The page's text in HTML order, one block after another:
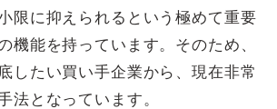
限に抑えられるという極めて重要
機能を持っています。そのため、
したい買い手企業から、現在非常
法となっています。